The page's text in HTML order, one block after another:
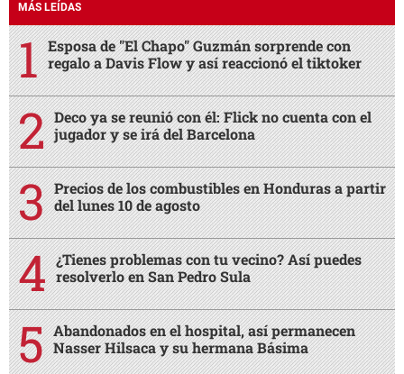
MÁS LEÍDAS
Esposa de "El Chapo" Guzmán sorprende con
regalo a Davis Flow y así reaccionó el tiktoker
Deco ya se reunió con él: Flick no cuenta con el
jugador y se irá del Barcelona
Precios de los combustibles en Honduras a partir
del lunes 10 de agosto
¿Tienes problemas con tu vecino? Así puedes
resolverlo en San Pedro Sula
Abandonados en el hospital, así permanecen
Nasser Hilsaca y su hermana Básima